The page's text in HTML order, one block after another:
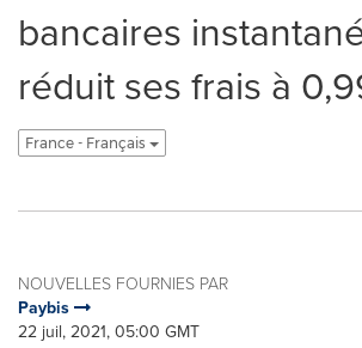
bancaires
réduit ses frais à
France - Français
NOUVELLES FOURNIES PAR
Paybis
22 juil, 2021, 05:00 GMT